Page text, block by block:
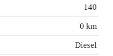
140
0 km
Diesel